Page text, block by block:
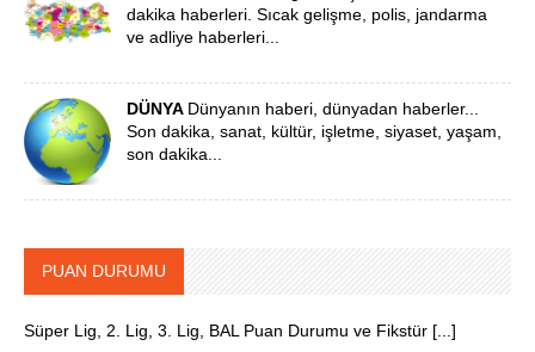
dakika haberleri. Sıcak gelişme, polis, jandarma
ve adliye haberleri...
DÜNYA Dünyanın haberi, dünyadan haberler...
Son dakika, sanat, kültür, işletme, siyaset, yaşam,
son dakika...
PUAN DURUMU
Süper Lig, 2. Lig, 3. Lig, BAL Puan Durumu ve Fikstür [...]